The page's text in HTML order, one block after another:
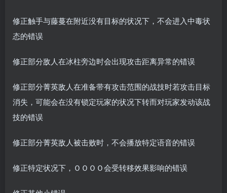
修正触手与藤蔓在附近没有目标的状况下，不会进入中毒状
态的错误
修正部分敌人在冰柱旁边时会出现攻击距离异常的错误
修正部分菁英敌人在准备带有攻击范围的战技时若攻击目标
消失，可能会在没有锁定玩家的状况下转而对玩家发动该战
技的错误
修正部分菁英敌人被击败时，不会播放特定语音的错误
修正特定状况下，ＯＯＯＯ会受转移效果影响的错误